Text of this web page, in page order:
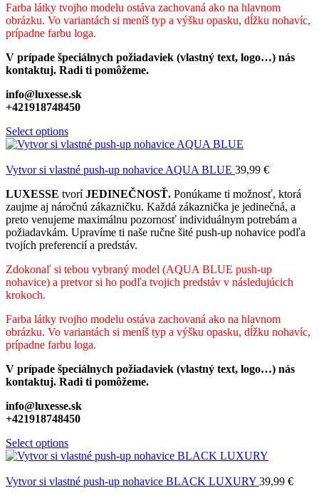
Farba látky tvojho modelu ostáva zachovaná ako na hlavnom
obrázku. Vo variantách si meníš typ a výšku opasku, dĺžku nohavíc,
prípadne farbu loga.
V prípade špeciálnych požiadaviek (vlastný text, logo…) nás
kontaktuj. Radi ti pomôžeme.
info@luxesse.sk
+421918748450
Select options
Vytvor si vlastné push-up nohavice AQUA BLUE 39,99 €
LUXESSE tvoríJEDINEČNOSŤ. Ponúkame ti možnosť, ktorá
zaujme aj náročnú zákazničku. Každá zákaznička je jedinečná, a
preto venujeme maximálnu pozornosť individuálnym potrebám a
požiadavkám. Upravíme ti naše ručne šité push-up nohavice podľa
tvojích preferencií a predstáv.
Zdokonaľ si tebou vybraný model (AQUA BLUE push-up
nohavice) a pretvor si ho podľa tvojich predstáv v následujúcich
krokoch.
Farba látky tvojho modelu ostáva zachovaná ako na hlavnom
obrázku. Vo variantách si meníš typ a výšku opasku, dĺžku nohavíc,
prípadne farbu loga.
V prípade špeciálnych požiadaviek (vlastný text, logo…) nás
kontaktuj. Radi ti pomôžeme.
info@luxesse.sk
+421918748450
Select options
Vytvor si vlastné push-up nohavice BLACK LUXURY 39,99 €